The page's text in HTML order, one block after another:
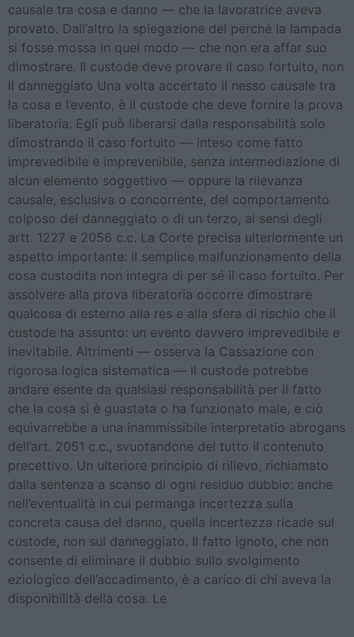
causale tra cosa e danno — che la lavoratrice aveva
provato. Dall’altro la spiegazione del perché la lampada
si fosse mossa in quel modo — che non era affar suo
dimostrare. Il custode deve provare il caso fortuito, non
il danneggiato Una volta accertato il nesso causale tra
la cosa e l’evento, è il custode che deve fornire la prova
liberatoria. Egli può liberarsi dalla responsabilità solo
dimostrando il caso fortuito — inteso come fatto
imprevedibile e imprevenibile, senza intermediazione di
alcun elemento soggettivo — oppure la rilevanza
causale, esclusiva o concorrente, del comportamento
colposo del danneggiato o di un terzo, ai sensi degli
artt. 1227 e 2056 c.c. La Corte precisa ulteriormente un
aspetto importante: il semplice malfunzionamento della
cosa custodita non integra di per sé il caso fortuito. Per
assolvere alla prova liberatoria occorre dimostrare
qualcosa di esterno alla res e alla sfera di rischio che il
custode ha assunto: un evento davvero imprevedibile e
inevitabile. Altrimenti — osserva la Cassazione con
rigorosa logica sistematica — il custode potrebbe
andare esente da qualsiasi responsabilità per il fatto
che la cosa si è guastata o ha funzionato male, e ciò
equivarrebbe a una inammissibile interpretatio abrogans
dell’art. 2051 c.c., svuotandone del tutto il contenuto
precettivo. Un ulteriore principio di rilievo, richiamato
dalla sentenza a scanso di ogni residuo dubbio: anche
nell’eventualità in cui permanga incertezza sulla
concreta causa del danno, quella incertezza ricade sul
custode, non sul danneggiato. Il fatto ignoto, che non
consente di eliminare il dubbio sullo svolgimento
eziologico dell’accadimento, è a carico di chi aveva la
disponibilità della cosa. Le